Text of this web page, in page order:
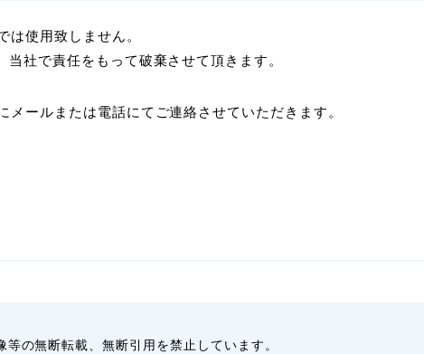
使用致しません。
社で責任をもって破棄させて頂きます。
ールまたは電話にてご連絡させていただきます。
の無断転載、無断引用を禁止しています。